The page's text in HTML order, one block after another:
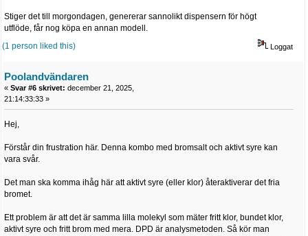
Stiger det till morgondagen, genererar sannolikt dispensern för högt
utflöde, får nog köpa en annan modell.
Loggat
(1 person liked this)
Poolandvändaren
« Svar #6 skrivet: december 21, 2025,
21:14:33:33 »
Hej,
Förstår din frustration här. Denna kombo med bromsalt och aktivt syre kan
vara svår.
Det man ska komma ihåg här att aktivt syre (eller klor) återaktiverar det fria
bromet.
Ett problem är att det är samma lilla molekyl som mäter fritt klor, bundet klor,
aktivt syre och fritt brom med mera. DPD är analysmetoden. Så kör man